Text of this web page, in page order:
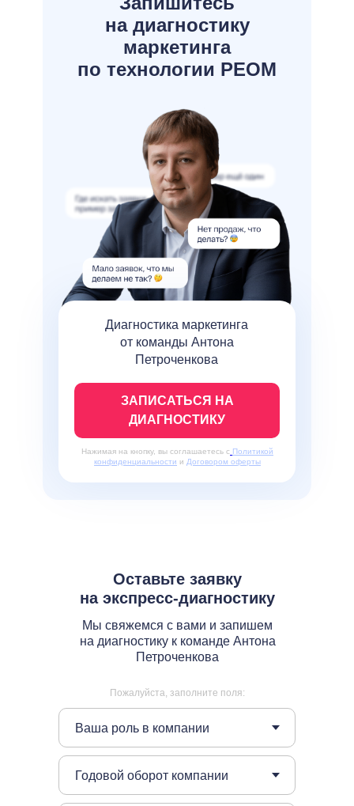
Диагностика маркетинга
от команды Антона
Петроченкова
Нажимая на кнопку, вы соглашаетесь с Политикой
конфиденциальности и Договором оферты
ЗАПИСАТЬСЯ НА
ДИАГНОСТИКУ
на диагностику
маркетинга
по технологии РЕОМ
Оставьте заявку
на экспресс-диагностику
Мы свяжемся с вами и запишем
на диагностику к команде Антона
Петроченкова
Пожалуйста, заполните поля: